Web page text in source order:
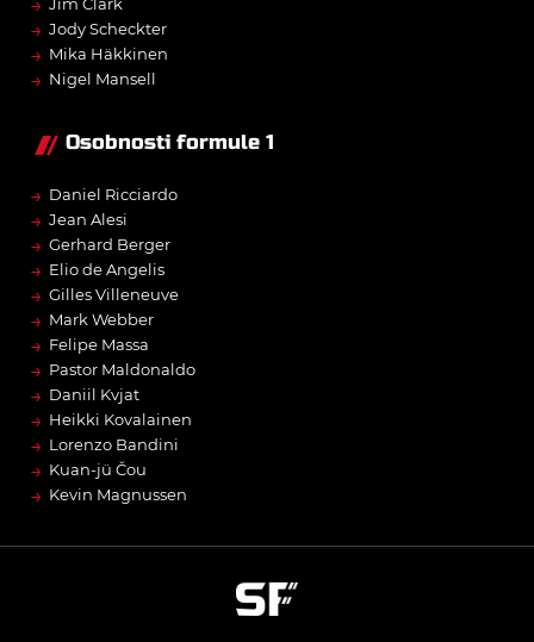
→ Jody Scheckter
→ Mika Häkkinen
→ Nigel Mansell
Osobnosti formule 1
→ Daniel Ricciardo
→ Jean Alesi
→ Gerhard Berger
→ Elio de Angelis
→ Gilles Villeneuve
→ Mark Webber
→ Felipe Massa
→ Pastor Maldonaldo
→ Daniil Kvjat
→ Heikki Kovalainen
→ Lorenzo Bandini
→ Kuan-jü Čou
→ Kevin Magnussen